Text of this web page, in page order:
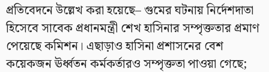
প্রতিবেদনে উল্লেখ করা হয়েছে– গুমের ঘটনায় নির্দেশদাতা
হিসেবে সাবেক প্রধানমন্ত্রী শেখ হাসিনার সম্পৃক্ততার প্রমাণ
পেয়েছে কমিশন। এছাড়াও হাসিনা প্রশাসনের বেশ
কয়েকজন ঊর্ধ্বতন কর্মকর্তারও সম্পৃক্ততা পাওয়া গেছে;